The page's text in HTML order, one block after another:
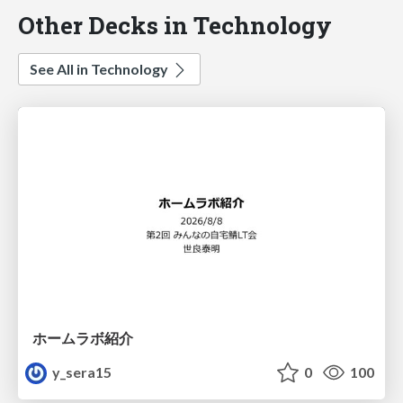
Other Decks in Technology
See All in Technology
ホームラボ紹介
y_sera15
0 100